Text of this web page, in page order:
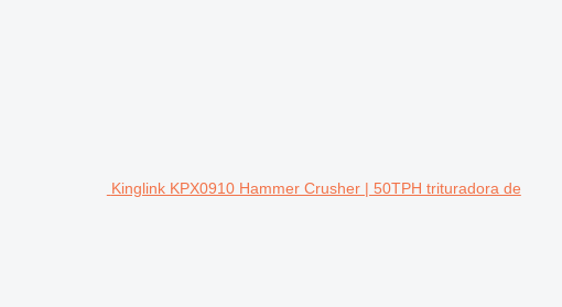
Kinglink KPX0910 Hammer Crusher | 50TPH trituradora de